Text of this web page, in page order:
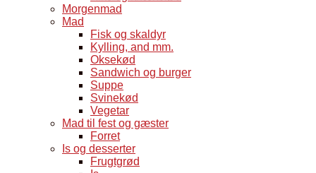
Morgenmad
Mad
Fisk og skaldyr
Kylling, and mm.
Oksekød
Sandwich og burger
Suppe
Svinekød
Vegetar
Mad til fest og gæster
Forret
Is og desserter
Frugtgrød